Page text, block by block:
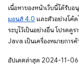
เนื้อหาของหน้าเว็บนี้ได้รับอ
มอนส์ 4.0 และตัวอย่างโค้
ระบุไว้เป็นอย่างอื่น โปรดดูร
Java เป็นเครื่องหมายการ
อัปเดตล่าสุด 2024-11-06